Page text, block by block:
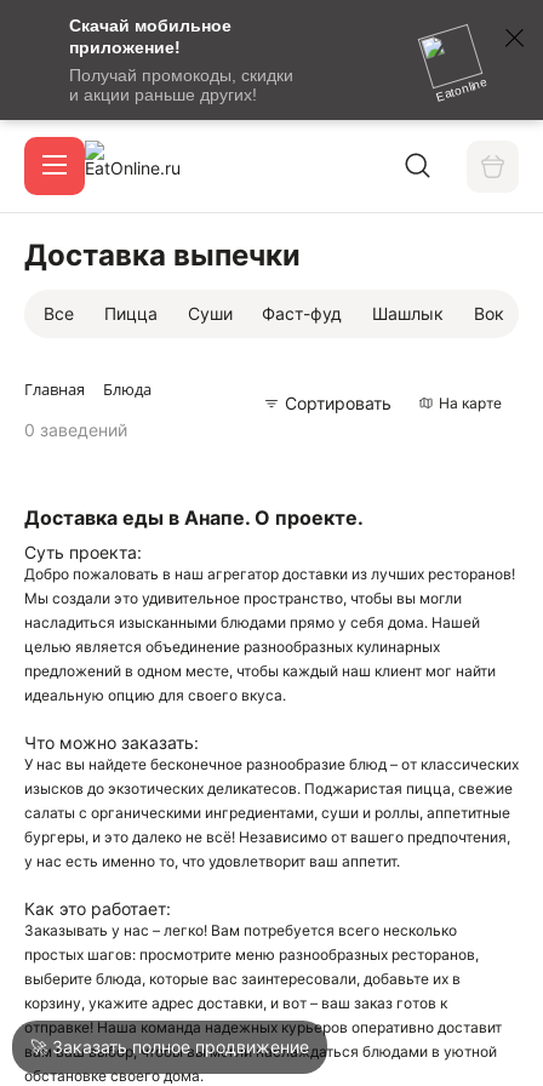
Скачай мобильное
приложение!
Получай промокоды, скидки
и акции раньше других!
Eatonline
сообщение
кодом
подтверждения
Акции
Войти
ГородКлин
Написать в техподдержку
Доставка выпечки
Все Пицца Суши Фаст-фуд Шашлык Вок
Главная Блюда
0 заведений
Сортировать На карте
Доставка еды в Анапе. О проекте.
Суть проекта:
Добро пожаловать в наш агрегатор доставки из лучших ресторанов!
Мы создали это удивительное пространство, чтобы вы могли
насладиться изысканными блюдами прямо у себя дома. Нашей
целью является объединение разнообразных кулинарных
предложений в одном месте, чтобы каждый наш клиент мог найти
идеальную опцию для своего вкуса.
Что можно заказать:
У нас вы найдете бесконечное разнообразие блюд – от классических
изысков до экзотических деликатесов. Поджаристая пицца, свежие
салаты с органическими ингредиентами, суши и роллы, аппетитные
бургеры, и это далеко не всё! Независимо от вашего предпочтения,
у нас есть именно то, что удовлетворит ваш аппетит.
Как это работает:
Заказывать у нас – легко! Вам потребуется всего несколько
простых шагов: просмотрите меню разнообразных ресторанов,
выберите блюда, которые вас заинтересовали, добавьте их в
корзину, укажите адрес доставки, и вот – ваш заказ готов к
отправке! Наша команда надежных курьеров оперативно доставит
вам ваш выбор, чтобы вы могли наслаждаться блюдами в уютной
обстановке своего дома.
🚀 Заказать полное продвижение